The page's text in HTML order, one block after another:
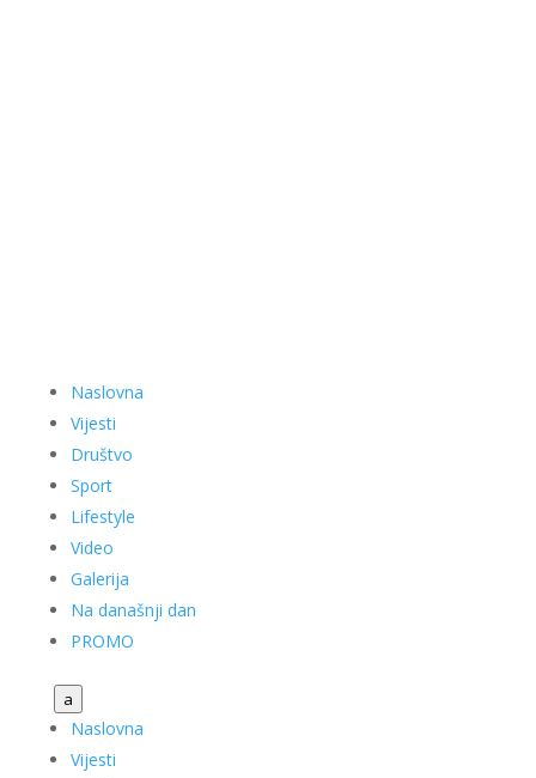
Naslovna
Vijesti
Društvo
Sport
Lifestyle
Video
Galerija
Na današnji dan
PROMO
a
Naslovna
Vijesti